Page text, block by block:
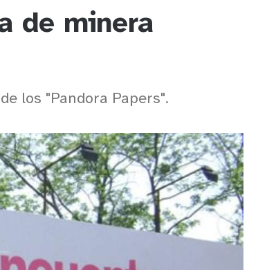
de minera
los "Pandora Papers".